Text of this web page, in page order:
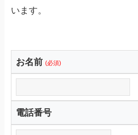
います。
お名前 (必須)
電話番号